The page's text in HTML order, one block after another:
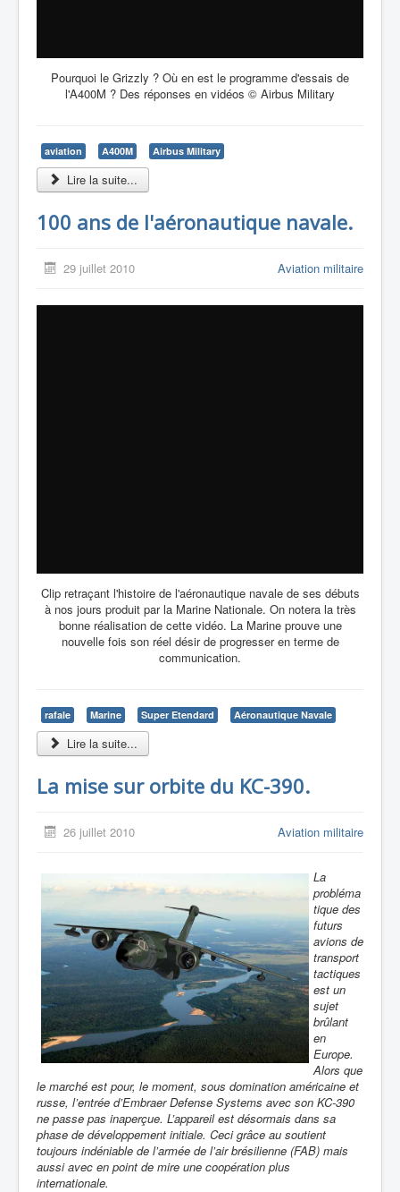
Pourquoi le Grizzly ? Où en est le programme d'essais de
l'A400M ? Des réponses en vidéos © Airbus Military
aviation A400M Airbus Military
Lire la suite...
100 ans de l'aéronautique navale.
29 juillet 2010 Aviation militaire
Clip retraçant l'histoire de l'aéronautique navale de ses débuts
à nos jours produit par la Marine Nationale. On notera la très
bonne réalisation de cette vidéo. La Marine prouve une
nouvelle fois son réel désir de progresser en terme de
communication.
rafale Marine Super Etendard Aéronautique Navale
Lire la suite...
La mise sur orbite du KC-390.
26 juillet 2010 Aviation militaire
La
probléma
tique des
futurs
avions de
transport
tactiques
est un
sujet
brûlant
en
Europe.
Alors que
le marché est pour, le moment, sous domination américaine et
russe, l’entrée d’Embraer Defense Systems avec son KC-390
ne passe pas inaperçue. L’appareil est désormais dans sa
phase de développement initiale. Ceci grâce au soutient
toujours indéniable de l’armée de l’air brésilienne (FAB) mais
aussi avec en point de mire une coopération plus
internationale.